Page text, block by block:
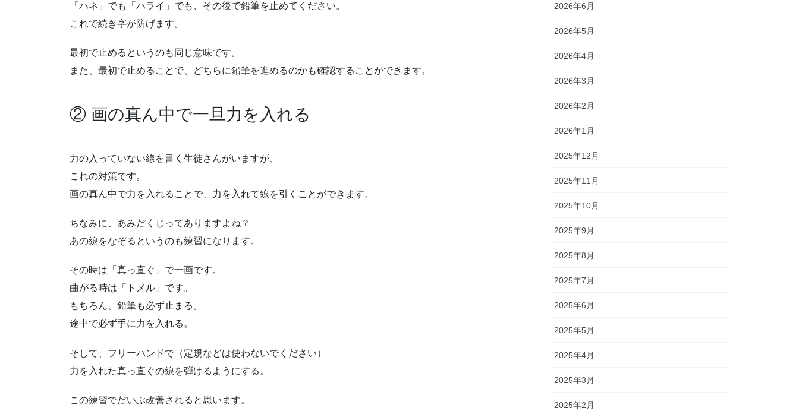
「ハネ」でも「ハライ」でも、その後で鉛筆を止めてください。
これで続き字が防げます。
最初で止めるというのも同じ意味です。
また、最初で止めることで、どちらに鉛筆を進めるのかも確認することができます。
② 画の真ん中で一旦力を入れる
力の入っていない線を書く生徒さんがいますが、
これの対策です。
画の真ん中で力を入れることで、力を入れて線を引くことができます。
ちなみに、あみだくじってありますよね？
あの線をなぞるというのも練習になります。
その時は「真っ直ぐ」で一画です。
曲がる時は「トメル」です。
もちろん、鉛筆も必ず止まる。
途中で必ず手に力を入れる。
そして、フリーハンドで（定規などは使わないでください）
力を入れた真っ直ぐの線を弾けるようにする。
この練習でだいぶ改善されると思います。
2026年6月
2026年5月
2026年4月
2026年3月
2026年2月
2026年1月
2025年12月
2025年11月
2025年10月
2025年9月
2025年8月
2025年7月
2025年6月
2025年5月
2025年4月
2025年3月
2025年2月